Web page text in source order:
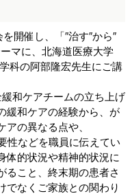
開催し、「″治す″から″
マに、北海道医療大学
科の阿部隆宏先生にご講
和ケアチームの立ち上げ
緩和ケアの経験から、が
の異なる点や、
性などを職員に伝えてい
体的状況や精神的状況に
ること、終末期の患者さ
でなくご家族との関わり